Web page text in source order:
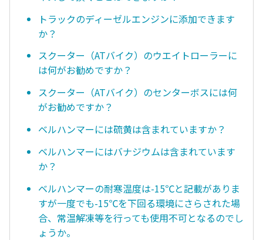
トラックのディーゼルエンジンに添加できます
か？
スクーター（ATバイク）のウエイトローラーに
は何がお勧めですか？
スクーター（ATバイク）のセンターボスには何
がお勧めですか？
ベルハンマーには硫黄は含まれていますか？
ベルハンマーにはバナジウムは含まれています
か？
ベルハンマーの耐寒温度は-15℃と記載がありま
すが一度でも-15℃を下回る環境にさらされた場
合、常温解凍等を行っても使用不可となるのでし
ょうか。